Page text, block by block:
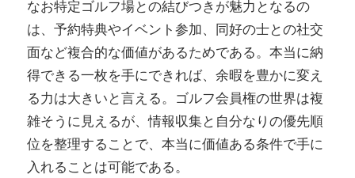
なお特定ゴルフ場との結びつきが魅力となるの
は、予約特典やイベント参加、同好の士との社交
面など複合的な価値があるためである。本当に納
得できる一枚を手にできれば、余暇を豊かに変え
る力は大きいと言える。ゴルフ会員権の世界は複
雑そうに見えるが、情報収集と自分なりの優先順
位を整理することで、本当に価値ある条件で手に
入れることは可能である。